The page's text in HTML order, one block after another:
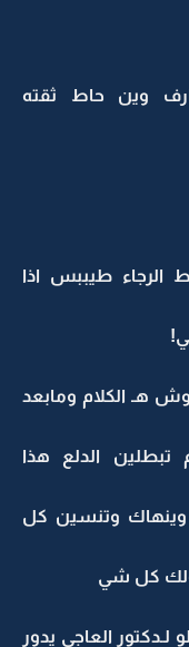
وين حاط ثقته
الرجاء طيببس اذا
هـ الكلام ومابعد
تبطلين الدلع هذا
وينهاك وتنسين كل
كل شي
العاجي يدور